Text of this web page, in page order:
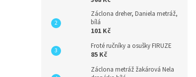
Záclona dreher, Daniela metráž,
bílá
101 Kč
Froté ručníky a osušky FIRUZE
85 Kč
Záclona metráž žakárová Nela